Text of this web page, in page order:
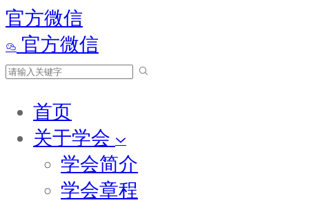
官方微信
官方微信
首页
关于学会
学会简介
学会章程